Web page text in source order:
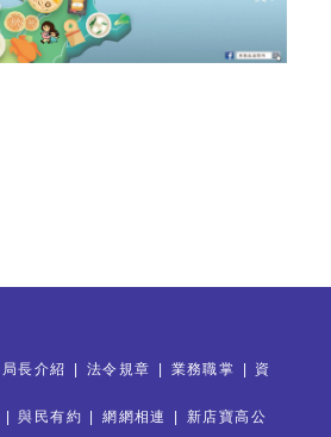
局長介紹 法令規章 業務職掌
資
與民有約 網網相連
新店寶高公